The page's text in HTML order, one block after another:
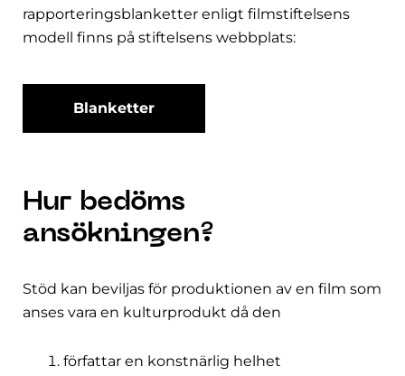
rapporteringsblanketter enligt filmstiftelsens
modell finns på stiftelsens webbplats:
Blanketter
Hur bedöms
ansökningen?
Stöd kan beviljas för produktionen av en film som
anses vara en kulturprodukt då den
författar en konstnärlig helhet